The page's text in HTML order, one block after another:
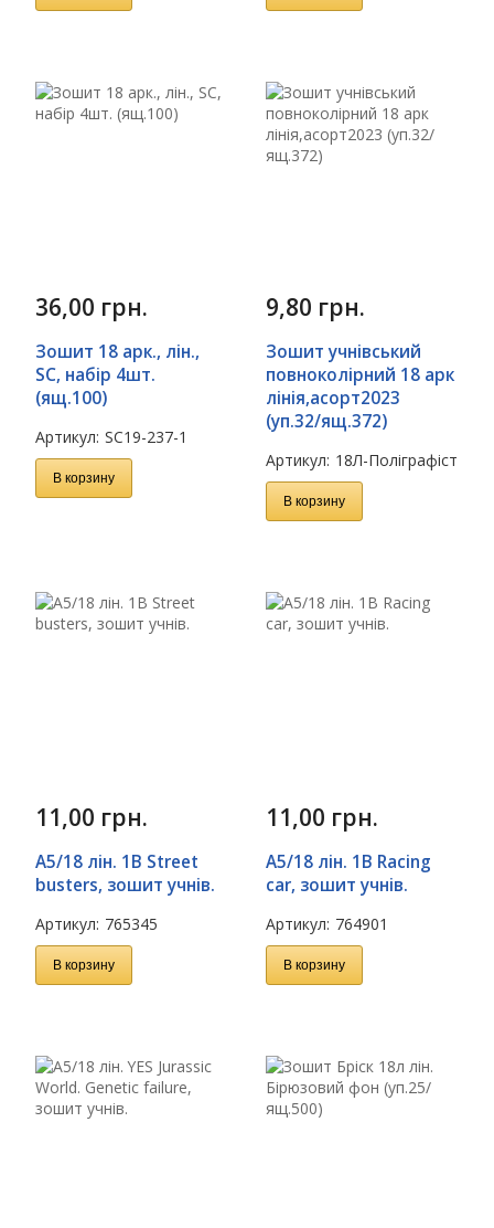
36,00 грн.
Зошит 18 арк., лін.,
SC, набір 4шт.
(ящ.100)
Артикул: SC19-237-1
В корзину
9,80 грн.
Зошит учнівський
повноколірний 18 арк
лінія,асорт2023
(уп.32/ящ.372)
Артикул: 18Л-Поліграфіст
В корзину
11,00 грн.
А5/18 лін. 1В Street
busters, зошит учнів.
Артикул: 765345
В корзину
11,00 грн.
А5/18 лін. 1В Racing
car, зошит учнів.
Артикул: 764901
В корзину